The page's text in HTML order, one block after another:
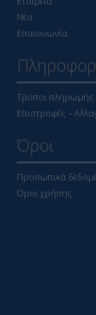
Νέα
Επικοινωνία
Τρόποι πληρωμής
Επιστροφές –
Όροι
Προσωπικά
Όροι χρήσης